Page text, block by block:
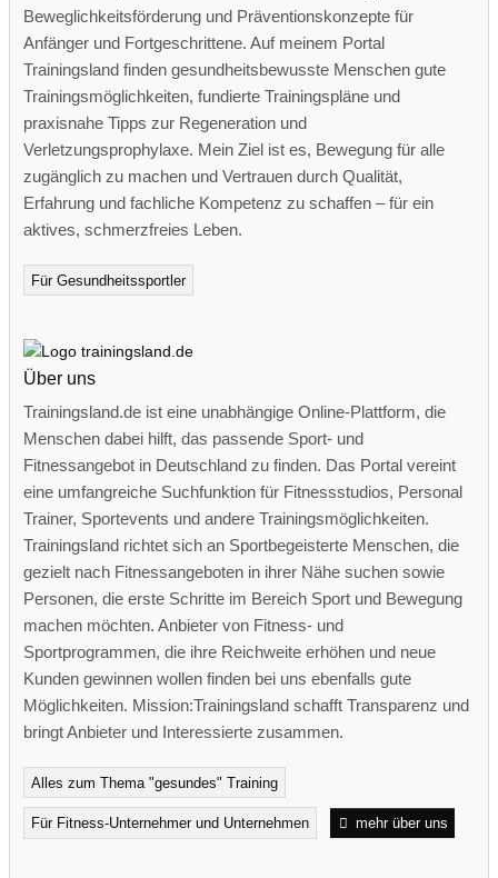
Beweglichkeitsförderung und Präventionskonzepte für
Anfänger und Fortgeschrittene. Auf meinem Portal
Trainingsland finden gesundheitsbewusste Menschen gute
Trainingsmöglichkeiten, fundierte Trainingspläne und
praxisnahe Tipps zur Regeneration und
Verletzungsprophylaxe. Mein Ziel ist es, Bewegung für alle
zugänglich zu machen und Vertrauen durch Qualität,
Erfahrung und fachliche Kompetenz zu schaffen – für ein
aktives, schmerzfreies Leben.
Für Gesundheitssportler
Über uns
Trainingsland.de ist eine unabhängige Online-Plattform, die
Menschen dabei hilft, das passende Sport- und
Fitnessangebot in Deutschland zu finden. Das Portal vereint
eine umfangreiche Suchfunktion für Fitnessstudios, Personal
Trainer, Sportevents und andere Trainingsmöglichkeiten.
Trainingsland richtet sich an Sportbegeisterte Menschen, die
gezielt nach Fitnessangeboten in ihrer Nähe suchen sowie
Personen, die erste Schritte im Bereich Sport und Bewegung
machen möchten. Anbieter von Fitness- und
Sportprogrammen, die ihre Reichweite erhöhen und neue
Kunden gewinnen wollen finden bei uns ebenfalls gute
Möglichkeiten. Mission:Trainingsland schafft Transparenz und
bringt Anbieter und Interessierte zusammen.
Alles zum Thema "gesundes" Training
Für Fitness-Unternehmer und Unternehmen mehr über uns